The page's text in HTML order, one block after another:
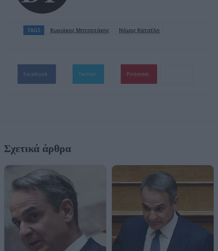
TAGS Κυριάκος Μητσοτάκης Νόμος Κατσέλη
Facebook Twitter Pinterest
Σχετικά άρθρα